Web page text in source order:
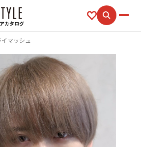
カタログ
イマッシュ